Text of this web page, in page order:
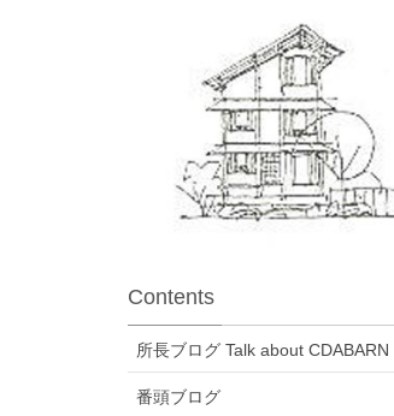
Contents
所長ブログ Talk about CDABARN
番頭ブログ